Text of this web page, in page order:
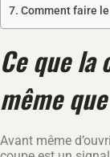
Comment faire
Ce que la
même
Avant même